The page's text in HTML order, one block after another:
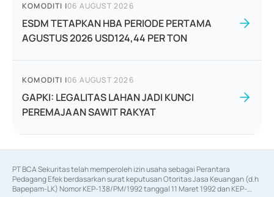
KOMODITI |06 AUGUST 2026
ESDM TETAPKAN HBA PERIODE PERTAMA
AGUSTUS 2026 USD124,44 PER TON
KOMODITI |06 AUGUST 2026
GAPKI: LEGALITAS LAHAN JADI KUNCI
PEREMAJAAN SAWIT RAKYAT
PT BCA Sekuritas telah memperoleh izin usaha sebagai Perantara
Pedagang Efek berdasarkan surat keputusan Otoritas Jasa Keuangan (d.h
Bapepam-LK) Nomor KEP-138/PM/1992 tanggal 11 Maret 1992 dan KEP-